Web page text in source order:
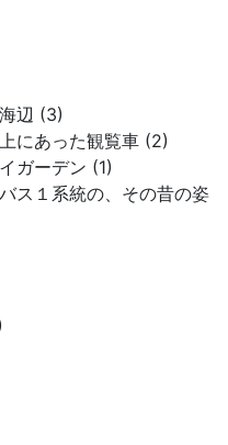
辺 (3)
にあった観覧車 (2)
ガーデン (1)
ス１系統の、その昔の姿